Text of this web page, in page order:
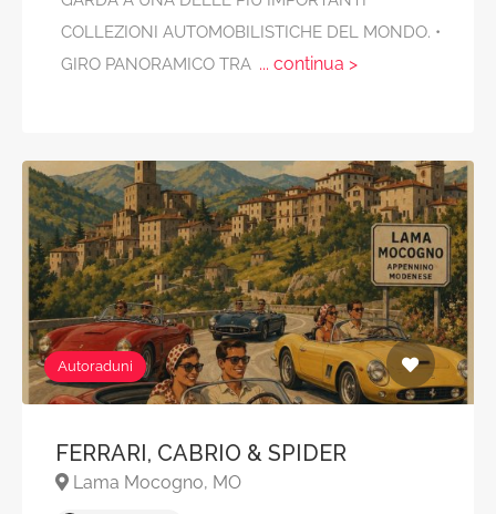
COLLEZIONI AUTOMOBILISTICHE DEL MONDO. •
GIRO PANORAMICO TRA... continua >
Autoraduni
FERRARI, CABRIO & SPIDER
Lama Mocogno, MO